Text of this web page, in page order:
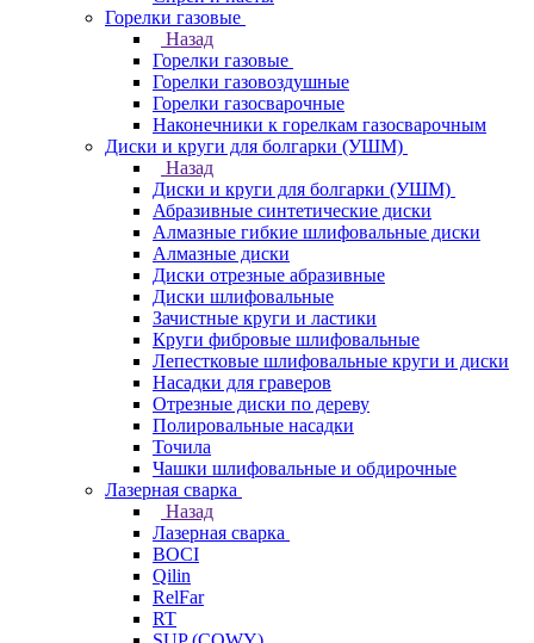
Горелки газовые
Назад
Горелки газовые
Горелки газовоздушные
Горелки газосварочные
Наконечники к горелкам газосварочным
Диски и круги для болгарки (УШМ)
Назад
Диски и круги для болгарки (УШМ)
Абразивные синтетические диски
Алмазные гибкие шлифовальные диски
Алмазные диски
Диски отрезные абразивные
Диски шлифовальные
Зачистные круги и ластики
Круги фибровые шлифовальные
Лепестковые шлифовальные круги и диски
Насадки для граверов
Отрезные диски по дереву
Полировальные насадки
Точила
Чашки шлифовальные и обдирочные
Лазерная сварка
Назад
Лазерная сварка
BOCI
Qilin
RelFar
RT